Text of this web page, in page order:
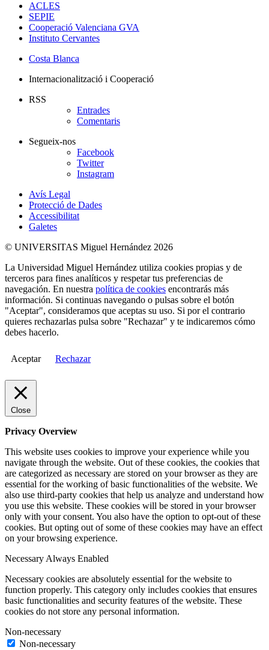
ACLES
SEPIE
Cooperació Valenciana GVA
Instituto Cervantes
Costa Blanca
Internacionalització i Cooperació
RSS
Entrades
Comentaris
Segueix-nos
Facebook
Twitter
Instagram
Avís Legal
Protecció de Dades
Accessibilitat
Galetes
© UNIVERSITAS Miguel Hernández 2026
La Universidad Miguel Hernández utiliza cookies propias y de
terceros para fines analíticos y respetar tus preferencias de
navegación. En nuestra política de cookies encontrarás más
información. Si continuas navegando o pulsas sobre el botón
"Aceptar", consideramos que aceptas su uso. Si por el contrario
quieres rechazarlas pulsa sobre "Rechazar" y te indicaremos cómo
debes hacerlo.
Aceptar Rechazar
Close
Privacy Overview
This website uses cookies to improve your experience while you
navigate through the website. Out of these cookies, the cookies that
are categorized as necessary are stored on your browser as they are
essential for the working of basic functionalities of the website. We
also use third-party cookies that help us analyze and understand how
you use this website. These cookies will be stored in your browser
only with your consent. You also have the option to opt-out of these
cookies. But opting out of some of these cookies may have an effect
on your browsing experience.
NecessaryAlways Enabled
Necessary cookies are absolutely essential for the website to
function properly. This category only includes cookies that ensures
basic functionalities and security features of the website. These
cookies do not store any personal information.
Non-necessary
Non-necessary